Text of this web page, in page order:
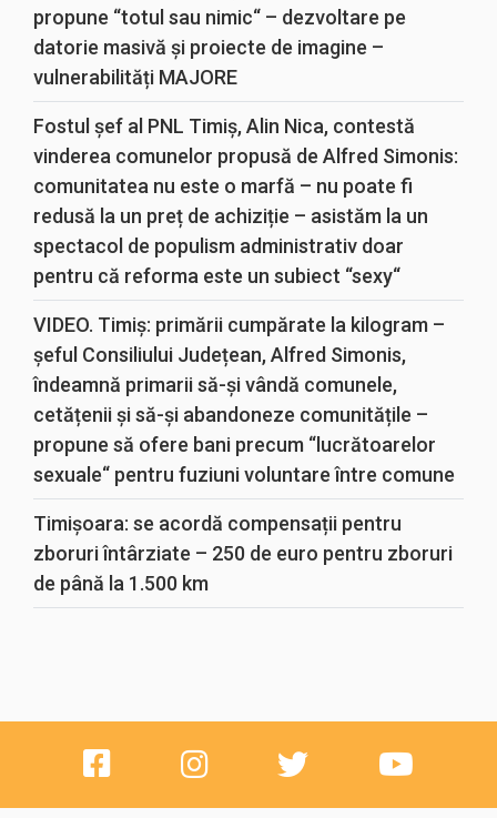
propune “totul sau nimic“ – dezvoltare pe
datorie masivă și proiecte de imagine –
vulnerabilități MAJORE
Fostul șef al PNL Timiș, Alin Nica, contestă
vinderea comunelor propusă de Alfred Simonis:
comunitatea nu este o marfă – nu poate fi
redusă la un preț de achiziție – asistăm la un
spectacol de populism administrativ doar
pentru că reforma este un subiect “sexy“
VIDEO. Timiș: primării cumpărate la kilogram –
șeful Consiliului Județean, Alfred Simonis,
îndeamnă primarii să-și vândă comunele,
cetățenii și să-și abandoneze comunitățile –
propune să ofere bani precum “lucrătoarelor
sexuale“ pentru fuziuni voluntare între comune
Timișoara: se acordă compensații pentru
zboruri întârziate – 250 de euro pentru zboruri
de până la 1.500 km